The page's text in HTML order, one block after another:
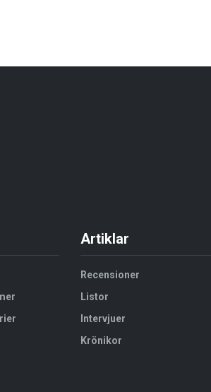
Artiklar
Recensioner
Listor
Intervjuer
Krönikor